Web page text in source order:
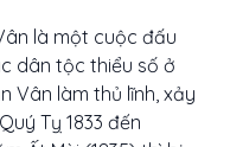
là một cuộc đấu
dân tộc thiểu số ở
Vân làm thủ lĩnh, xảy
Tỵ 1833 đến